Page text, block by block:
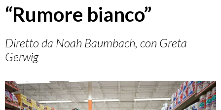
“Rumore bianco”
Diretto da Noah Baumbach, con Greta
Gerwig